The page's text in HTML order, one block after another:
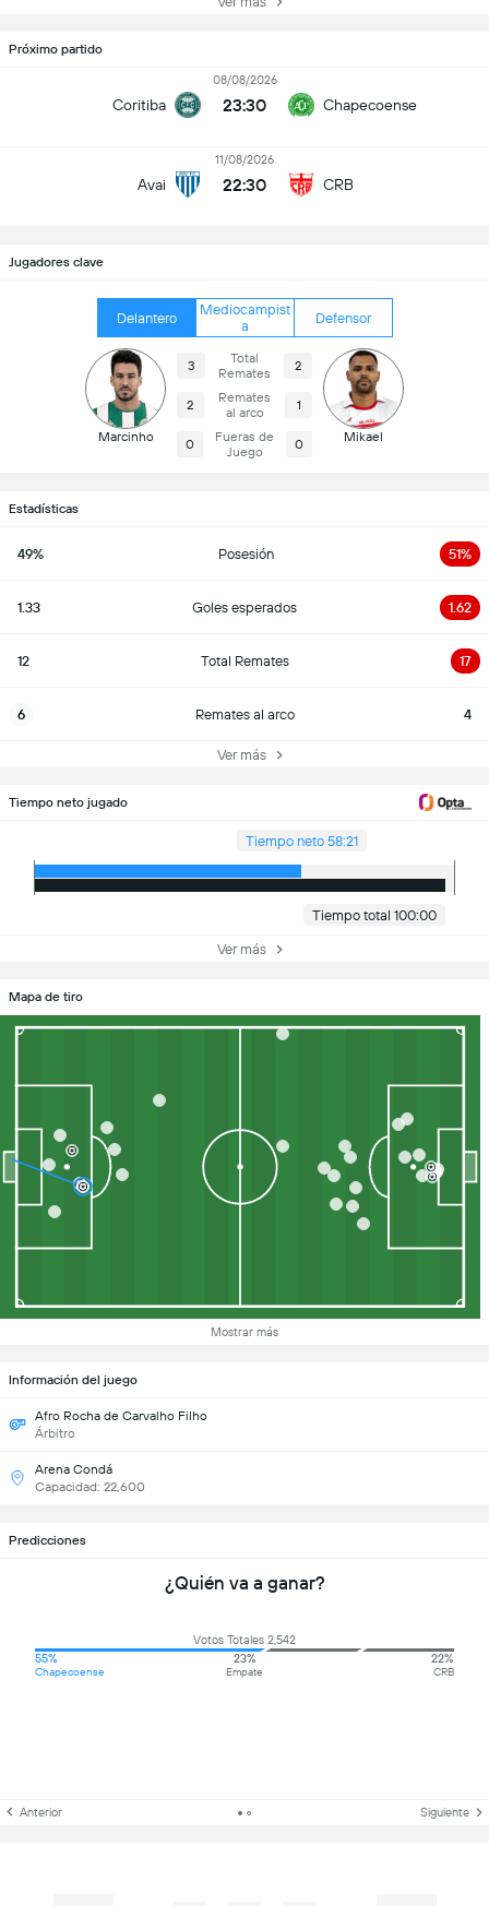
Próximo partido
Coritiba
08/08/2026
23:30 Chapecoense
Avai
11/08/2026
22:30 CRB
Jugadores clave
Delantero
Mediocampist
a
Defensor
Marcinho
3
Total
Remates
2
2
Remates
al arco
1
0
Fueras de
Juego
0 Mikael
Estadísticas
49% Posesión 51%
1.33 Goles esperados 1.62
12 Total Remates 17
6 Remates al arco 4
Ver más
Tiempo neto jugado
Tiempo neto 58:21
Tiempo total 100:00
Ver más
Mapa de tiro
Mostrar más
Información del juego
Afro Rocha de Carvalho Filho
Árbitro
Arena Condá
Capacidad: 22,600
Predicciones
¿Quién va a ganar?
Votos Totales 2,542
55%
Chapecoense
23%
Empate
22%
CRB
Anterior Siguiente